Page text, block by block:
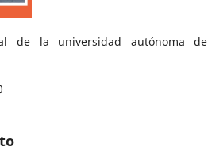
de la universidad autónoma de